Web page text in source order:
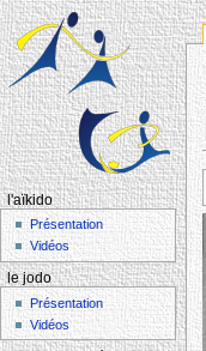
l'aïkido
Présentation
Vidéos
le jodo
Présentation
Vidéos